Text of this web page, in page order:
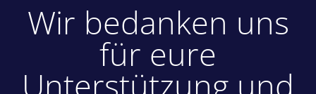
Wir bedanken uns
für eure